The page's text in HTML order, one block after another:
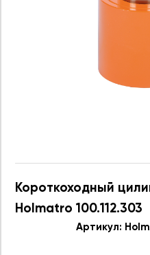
Короткоходный
Holmatro 100.112.303
Артикул: